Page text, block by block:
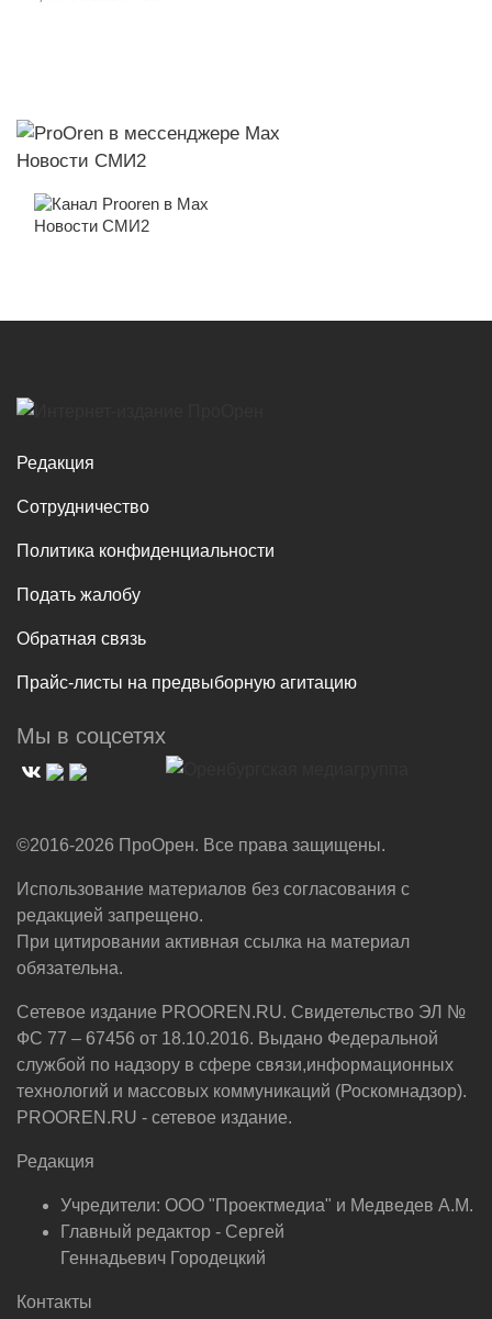
Новости СМИ2
Новости СМИ2
Редакция
Сотрудничество
Политика конфиденциальности
Подать жалобу
Обратная связь
Прайс-листы на предвыборную агитацию
Мы в соцсетях
©2016-2026 ПроОрен. Все права защищены.
Использование материалов без согласования с
редакцией запрещено.
При цитировании активная ссылка на материал
обязательна.
Сетевое издание PROOREN.RU. Свидетельство ЭЛ №
ФС 77 – 67456 от 18.10.2016. Выдано Федеральной
службой по надзору в сфере связи,информационных
технологий и массовых коммуникаций (Роскомнадзор).
PROOREN.RU - сетевое издание.
Редакция
Учредители: ООО "Проектмедиа" и Медведев А.М.
Главный редактор - Сергей
Геннадьевич Городецкий
Контакты